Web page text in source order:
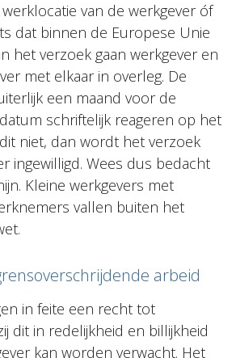
van de werkgever óf
dat binnen de Europese Unie
het verzoek gaan werkgever en
met elkaar in overleg. De
een maand voor de
schriftelijk reageren op het
niet, dan wordt het verzoek
ingewilligd. Wees dus bedacht
Kleine werkgevers met
vallen buiten het
arbeid
in feite een recht tot
dit in redelijkheid en billijkheid
kan worden verwacht. Het